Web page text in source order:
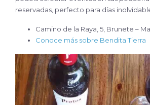
reservadas, perfecto para días
Camino de la Raya, 5, Brunete –
Conoce más sobre Bendita Tierra